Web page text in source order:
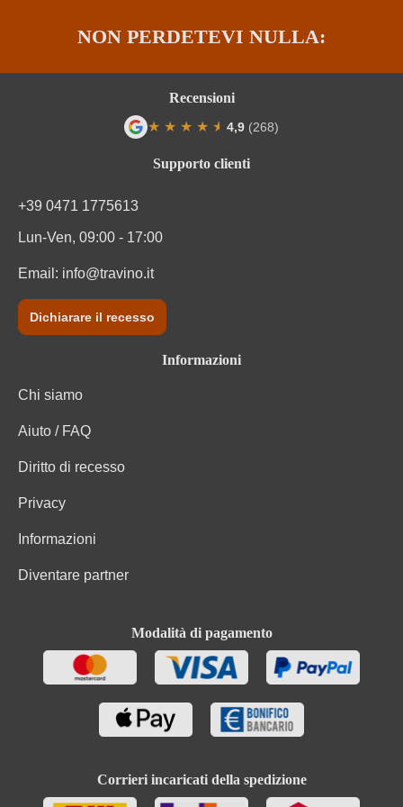
NON PERDETEVI NULLA:
Supporto clienti
+39 0471 1775613
Lun-Ven, 09:00 - 17:00
Email: info@travino.it
Dichiarare il recesso
Informazioni
Chi siamo
Aiuto / FAQ
Diritto di recesso
Privacy
Informazioni
Diventare partner
Modalità di pagamento
Corrieri incaricati della spedizione
Recensioni
★ ★ ★ ★ ★
★ 4,9 (268)